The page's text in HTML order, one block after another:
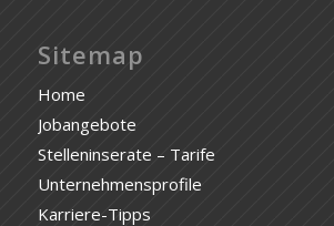
Sitemap
Home
Jobangebote
Stelleninserate – Tarife
Unternehmensprofile
Karriere-Tipps